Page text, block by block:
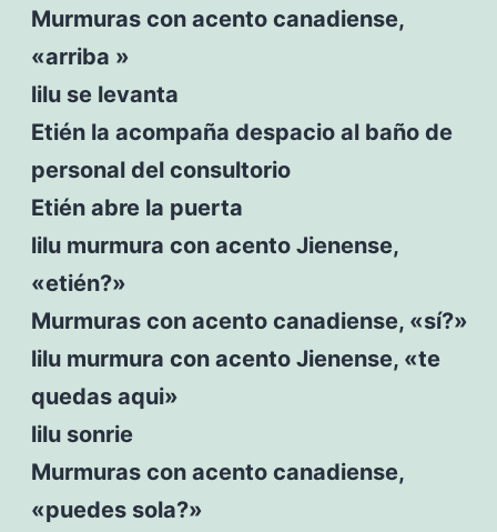
Murmuras con acento canadiense,
«arriba »
lilu se levanta
Etién la acompaña despacio al baño de
personal del consultorio
Etién abre la puerta
lilu murmura con acento Jienense,
«etién?»
Murmuras con acento canadiense, «sí?»
lilu murmura con acento Jienense, «te
quedas aqui»
lilu sonrie
Murmuras con acento canadiense,
«puedes sola?»